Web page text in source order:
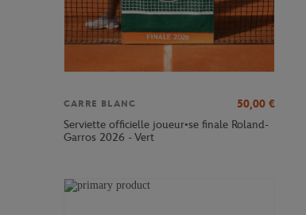
CARRE BLANC 50,00 €
Serviette officielle joueur•se finale Roland-
Garros 2026 - Vert